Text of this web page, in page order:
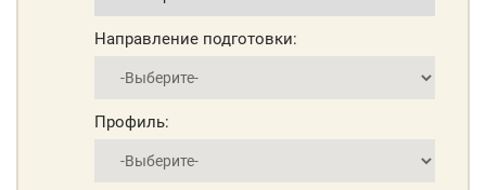
Направление подготовки:
Профиль: